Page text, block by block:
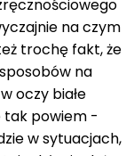
na czym
trochę fakt, że
na
oczy białe
tak powiem -
w sytuacjach,